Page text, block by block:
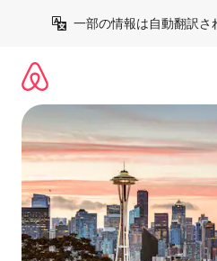
一部の情報は自動翻訳さ